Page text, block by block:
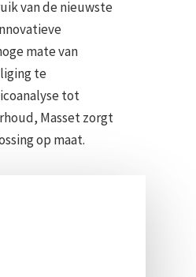
van de nieuwste
mate van
te
tot
Masset zorgt
op maat.